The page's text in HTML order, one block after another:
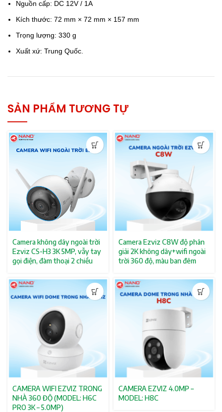
Nguồn cấp: DC 12V / 1A
Kích thước: 72 mm × 72 mm × 157 mm
Trọng lượng: 330 g
Xuất xứ: Trung Quốc.
SẢN PHẨM TƯƠNG TỰ
Camera không dây ngoài trời
Ezviz CS-H3 3K 5MP, vẫy tay
gọi điện, đàm thoại 2 chiều
Camera Ezviz C8W độ phân
giải 2K không dây+wifi ngoài
trời 360 độ, màu ban đêm
CAMERA WIFI EZVIZ TRONG
NHÀ 360 ĐỘ (MODEL: H6C
PRO 3K – 5.0MP)
CAMERA EZVIZ 4.0MP –
MODEL: H8C